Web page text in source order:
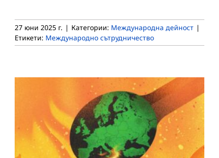
27 юни 2025 г. | Категории: Международна дейност |
Етикети: Международно сътрудничество